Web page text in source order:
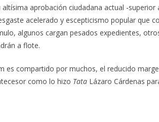
altísima aprobación ciudadana actual -
acelerado y escepticismo popular que
algunos cargan pesados expedientes,
a flote.
es compartido por muchos, el reducido
como lo hizo TataLázaro Cárdenas